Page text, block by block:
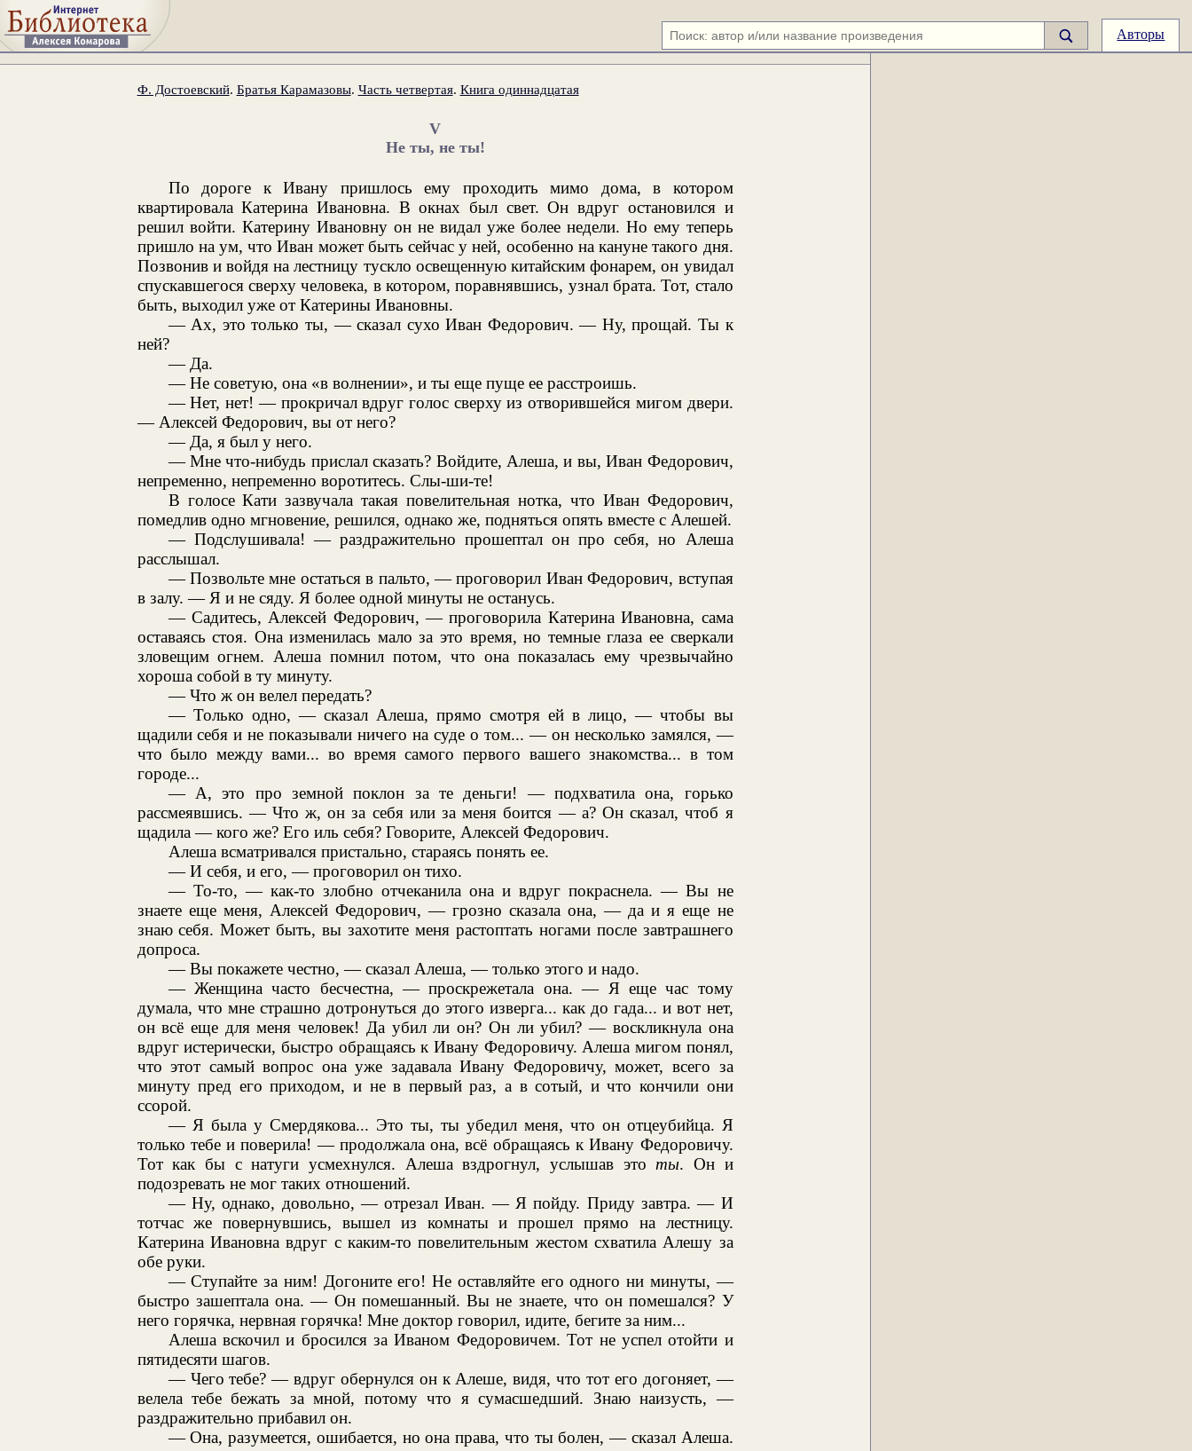
Авторы
Ф. Достоевский. Братья Карамазовы. Часть четвертая. Книга одиннадцатая
V
Не ты, не ты!
По дороге к Ивану пришлось ему проходить мимо дома, в котором
квартировала Катерина Ивановна. В окнах был свет. Он вдруг остановился и
решил войти. Катерину Ивановну он не видал уже более недели. Но ему теперь
пришло на ум, что Иван может быть сейчас у ней, особенно на кануне такого дня.
Позвонив и войдя на лестницу тускло освещенную китайским фонарем, он увидал
спускавшегося сверху человека, в котором, поравнявшись, узнал брата. Тот, стало
быть, выходил уже от Катерины Ивановны.
— Ах, это только ты, — сказал сухо Иван Федорович. — Ну, прощай. Ты к
ней?
— Да.
— Не советую, она «в волнении», и ты еще пуще ее расстроишь.
— Нет, нет! — прокричал вдруг голос сверху из отворившейся мигом двери.
— Алексей Федорович, вы от него?
— Да, я был у него.
— Мне что-нибудь прислал сказать? Войдите, Алеша, и вы, Иван Федорович,
непременно, непременно воротитесь. Слы-ши-те!
В голосе Кати зазвучала такая повелительная нотка, что Иван Федорович,
помедлив одно мгновение, решился, однако же, подняться опять вместе с Алешей.
— Подслушивала! — раздражительно прошептал он про себя, но Алеша
расслышал.
— Позвольте мне остаться в пальто, — проговорил Иван Федорович, вступая
в залу. — Я и не сяду. Я более одной минуты не останусь.
— Садитесь, Алексей Федорович, — проговорила Катерина Ивановна, сама
оставаясь стоя. Она изменилась мало за это время, но темные глаза ее сверкали
зловещим огнем. Алеша помнил потом, что она показалась ему чрезвычайно
хороша собой в ту минуту.
— Что ж он велел передать?
— Только одно, — сказал Алеша, прямо смотря ей в лицо, — чтобы вы
щадили себя и не показывали ничего на суде о том... — он несколько замялся, —
что было между вами... во время самого первого вашего знакомства... в том
городе...
— А, это про земной поклон за те деньги! — подхватила она, горько
рассмеявшись. — Что ж, он за себя или за меня боится — а? Он сказал, чтоб я
щадила — кого же? Его иль себя? Говорите, Алексей Федорович.
Алеша всматривался пристально, стараясь понять ее.
— И себя, и его, — проговорил он тихо.
— То-то, — как-то злобно отчеканила она и вдруг покраснела. — Вы не
знаете еще меня, Алексей Федорович, — грозно сказала она, — да и я еще не
знаю себя. Может быть, вы захотите меня растоптать ногами после завтрашнего
допроса.
— Вы покажете честно, — сказал Алеша, — только этого и надо.
— Женщина часто бесчестна, — проскрежетала она. — Я еще час тому
думала, что мне страшно дотронуться до этого изверга... как до гада... и вот нет,
он всё еще для меня человек! Да убил ли он? Он ли убил? — воскликнула она
вдруг истерически, быстро обращаясь к Ивану Федоровичу. Алеша мигом понял,
что этот самый вопрос она уже задавала Ивану Федоровичу, может, всего за
минуту пред его приходом, и не в первый раз, а в сотый, и что кончили они
ссорой.
— Я была у Смердякова... Это ты, ты убедил меня, что он отцеубийца. Я
только тебе и поверила! — продолжала она, всё обращаясь к Ивану Федоровичу.
Тот как бы с натуги усмехнулся. Алеша вздрогнул, услышав это ты. Он и
подозревать не мог таких отношений.
— Ну, однако, довольно, — отрезал Иван. — Я пойду. Приду завтра. — И
тотчас же повернувшись, вышел из комнаты и прошел прямо на лестницу.
Катерина Ивановна вдруг с каким-то повелительным жестом схватила Алешу за
обе руки.
— Ступайте за ним! Догоните его! Не оставляйте его одного ни минуты, —
быстро зашептала она. — Он помешанный. Вы не знаете, что он помешался? У
него горячка, нервная горячка! Мне доктор говорил, идите, бегите за ним...
Алеша вскочил и бросился за Иваном Федоровичем. Тот не успел отойти и
пятидесяти шагов.
— Чего тебе? — вдруг обернулся он к Алеше, видя, что тот его догоняет, —
велела тебе бежать за мной, потому что я сумасшедший. Знаю наизусть, —
раздражительно прибавил он.
— Она, разумеется, ошибается, но она права, что ты болен, — сказал Алеша.